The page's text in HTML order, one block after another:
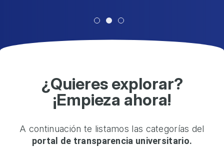
¿Quieres explorar?
¡Empieza ahora!
A continuación te listamos las categorías del
portal de transparencia universitario.